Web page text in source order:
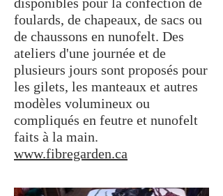
foulards, de chapeaux, de sacs ou
de chaussons en nunofelt. Des
ateliers d'une journée et de
plusieurs jours sont proposés pour
les gilets, les manteaux et autres
modèles volumineux ou
compliqués en feutre et nunofelt
faits à la main.
www.fibregarden.ca